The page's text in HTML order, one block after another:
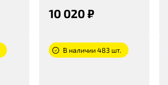
10 020 ₽
В наличии 483 шт.